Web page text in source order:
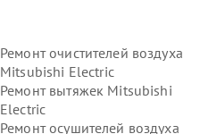
Ремонт очистителей воздуха
Mitsubishi Electric
Ремонт вытяжек Mitsubishi
Electric
Ремонт осушителей воздуха